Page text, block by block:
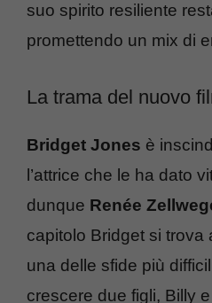
suo spirito resiliente
promettendo un mix di
La trama del nuovo
Bridget Jones è
l’attrice che le ha dato
dunque Renée
capitolo Bridget si trova
una delle sfide più
crescere due figli, Billy